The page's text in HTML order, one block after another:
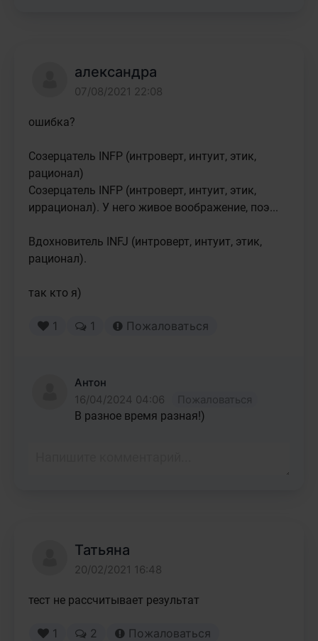
александра
07/08/2021 22:08
ошибка?
Созерцатель INFP (интроверт, интуит, этик,
рационал)
Созерцатель INFP (интроверт, интуит, этик,
иррационал). У него живое воображение, поэ...
Вдохновитель INFJ (интроверт, интуит, этик,
рационал).
так кто я)
1 1 Пожаловаться
Антон
16/04/2024 04:06
Пожаловаться
В разное время разная!)
Татьяна
20/02/2021 16:48
тест не рассчитывает результат
1 2 Пожаловаться